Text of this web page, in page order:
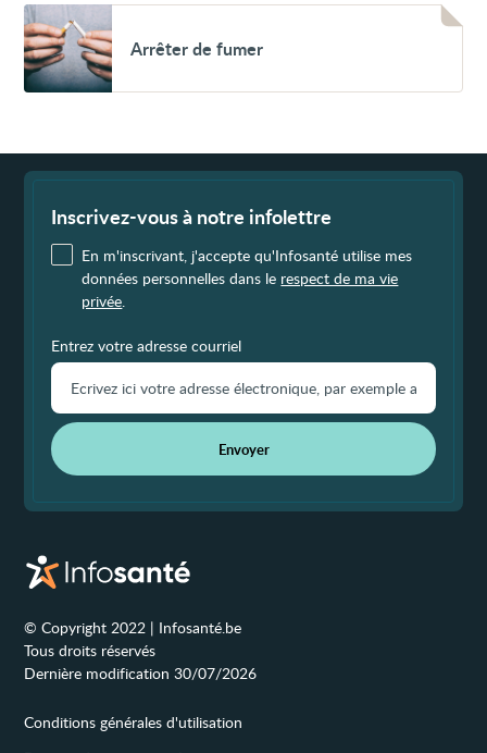
19
Voir
Arrêter
de
fumer
Arrêter de fumer
Inscrivez-vous à notre infolettre
En m'inscrivant, j'accepte qu'Infosanté utilise mes
données personnelles dans le respect de ma vie
privée
Entrez votre adresse courriel
Envoyer
© Copyright 2022 | Infosanté.be
Tous droits réservés
Dernière modification 30/07/2026
Conditions générales d'utilisation